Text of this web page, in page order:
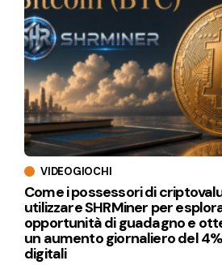
VIDEOGIOCHI
Come i possessori di
utilizzare SHRMiner per
opportunità di guadagno e
un aumento giornaliero del
digitali